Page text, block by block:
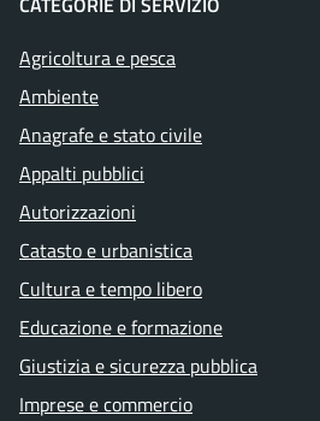
Agricoltura e pesca
Ambiente
Anagrafe e stato civile
Appalti pubblici
Autorizzazioni
Catasto e urbanistica
Cultura e tempo libero
Educazione e formazione
Giustizia e sicurezza pubblica
Imprese e commercio